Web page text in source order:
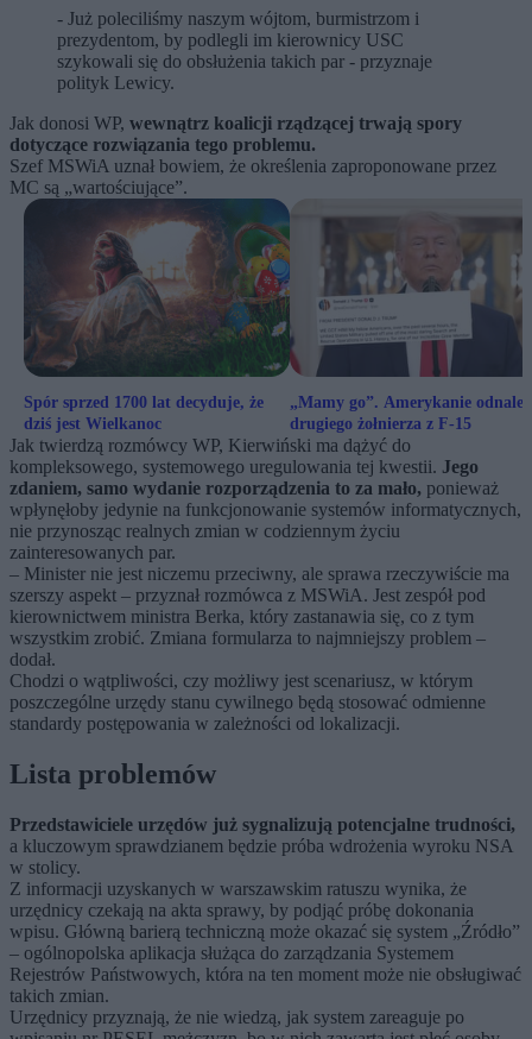
- Już poleciliśmy naszym wójtom, burmistrzom i
prezydentom, by podlegli im kierownicy USC
szykowali się do obsłużenia takich par - przyznaje
polityk Lewicy.
Jak donosi WP, wewnątrz koalicji rządzącej trwają spory
dotyczące rozwiązania tego problemu.
Szef MSWiA uznał bowiem, że określenia zaproponowane przez
MC są „wartościujące”.
Spór sprzed 1700 lat decyduje, że
dziś jest Wielkanoc
„Mamy go”. Amerykanie
drugiego żołnierza z F-15
Jak twierdzą rozmówcy WP, Kierwiński ma dążyć do
kompleksowego, systemowego uregulowania tej kwestii. Jego
zdaniem, samo wydanie rozporządzenia to za mało, ponieważ
wpłynęłoby jedynie na funkcjonowanie systemów informatycznych,
nie przynosząc realnych zmian w codziennym życiu
zainteresowanych par.
– Minister nie jest niczemu przeciwny, ale sprawa rzeczywiście ma
szerszy aspekt – przyznał rozmówca z MSWiA. Jest zespół pod
kierownictwem ministra Berka, który zastanawia się, co z tym
wszystkim zrobić. Zmiana formularza to najmniejszy problem –
dodał.
Chodzi o wątpliwości, czy możliwy jest scenariusz, w którym
poszczególne urzędy stanu cywilnego będą stosować odmienne
standardy postępowania w zależności od lokalizacji.
Lista problemów
Przedstawiciele urzędów już sygnalizują potencjalne trudności,
a kluczowym sprawdzianem będzie próba wdrożenia wyroku NSA
w stolicy.
Z informacji uzyskanych w warszawskim ratuszu wynika, że
urzędnicy czekają na akta sprawy, by podjąć próbę dokonania
wpisu. Główną barierą techniczną może okazać się system „Źródło”
– ogólnopolska aplikacja służąca do zarządzania Systemem
Rejestrów Państwowych, która na ten moment może nie obsługiwać
takich zmian.
Urzędnicy przyznają, że nie wiedzą, jak system zareaguje po